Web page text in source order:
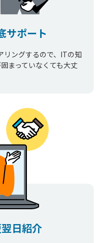
サポート
リングするので、ITの知
まっていなくても大丈
日紹介